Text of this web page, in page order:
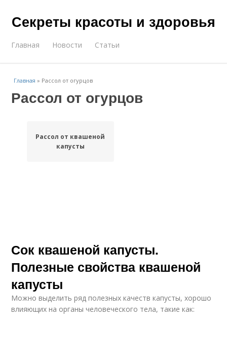
Секреты красоты и здоровья
Главная Новости Статьи
Главная » Рассол от огурцов
Рассол от огурцов
Рассол от квашеной
капусты
Сок квашеной капусты.
Полезные свойства квашеной
капусты
Можно выделить ряд полезных качеств капусты, хорошо
влияющих на органы человеческого тела, такие как: